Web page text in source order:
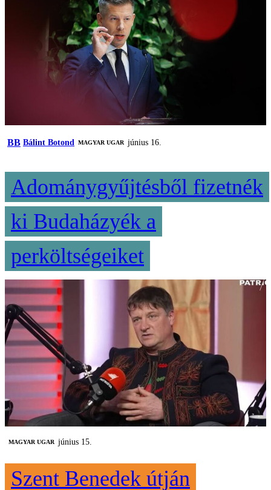
BB Bálint Botond MAGYAR UGAR június 16.
Adománygyűjtésből fizetnék
ki Budaházyék a
perköltségeiket
MAGYAR UGAR június 15.
Szent Benedek útján